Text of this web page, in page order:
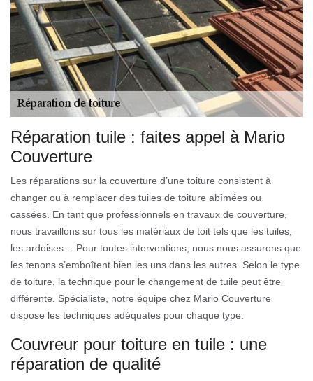
Réparation tuile : faites appel à Mario
Couverture
Les réparations sur la couverture d’une toiture consistent à
changer ou à remplacer des tuiles de toiture abîmées ou
cassées. En tant que professionnels en travaux de couverture,
nous travaillons sur tous les matériaux de toit tels que les tuiles,
les ardoises… Pour toutes interventions, nous nous assurons que
les tenons s’emboîtent bien les uns dans les autres. Selon le type
de toiture, la technique pour le changement de tuile peut être
différente. Spécialiste, notre équipe chez Mario Couverture
dispose les techniques adéquates pour chaque type.
Couvreur pour toiture en tuile : une
réparation de qualité